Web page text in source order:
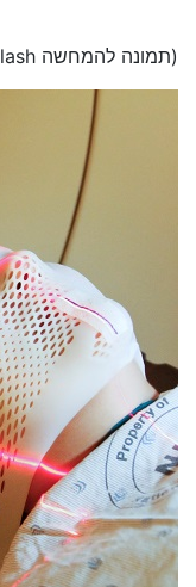
(תמונה להמחשה unsplash)